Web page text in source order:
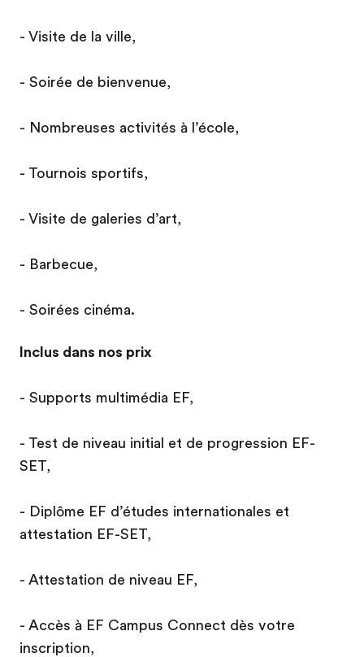
- Visite de la ville,
- Soirée de bienvenue,
- Nombreuses activités à l’école,
- Tournois sportifs,
- Visite de galeries d’art,
- Barbecue,
- Soirées cinéma.
Inclus dans nos prix
- Supports multimédia EF,
- Test de niveau initial et de progression EF-
SET,
- Diplôme EF d’études internationales et
attestation EF-SET,
- Attestation de niveau EF,
- Accès à EF Campus Connect dès votre
inscription,